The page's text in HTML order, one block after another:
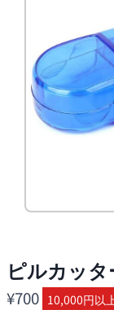
ピルカッ
¥700 10,000円以